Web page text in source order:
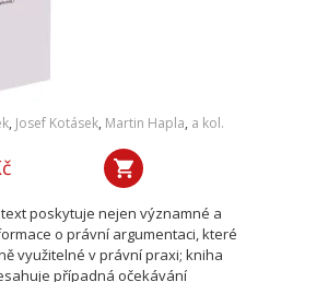
, Josef Kotásek, Martin Hapla, a kol.
poskytuje nejen významné a
o právní argumentaci, které
využitelné v právní praxi; kniha
případná očekávání